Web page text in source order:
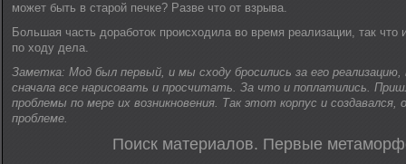
может быть в старой печке? Разве что от взрыва.
Большая часть доработок происходила во время реализации, так что
по ходу дела.
Заметка: Мод был первый, и мы сходу бросились за его
сначала все нарисовать и просчитать. За что и поплатились.
проблемы по мере их возникновения. Так этот корпус и создавался,
проблеме.
Поиск материалов. Первые